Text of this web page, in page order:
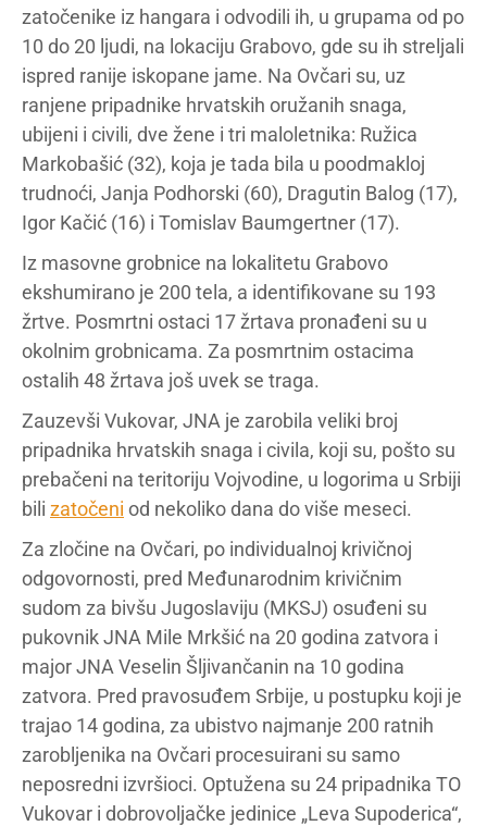
zatočenike iz hangara i odvodili ih, u grupama od po
10 do 20 ljudi, na lokaciju Grabovo, gde su ih streljali
ispred ranije iskopane jame. Na Ovčari su, uz
ranjene pripadnike hrvatskih oružanih snaga,
ubijeni i civili, dve žene i tri maloletnika: Ružica
Markobašić (32), koja je tada bila u poodmakloj
trudnoći, Janja Podhorski (60), Dragutin Balog (17),
Igor Kačić (16) i Tomislav Baumgertner (17).
Iz masovne grobnice na lokalitetu Grabovo
ekshumirano je 200 tela, a identifikovane su 193
žrtve. Posmrtni ostaci 17 žrtava pronađeni su u
okolnim grobnicama. Za posmrtnim ostacima
ostalih 48 žrtava još uvek se traga.
Zauzevši Vukovar, JNA je zarobila veliki broj
pripadnika hrvatskih snaga i civila, koji su, pošto su
prebačeni na teritoriju Vojvodine, u logorima u Srbiji
bili zatočeni od nekoliko dana do više meseci.
Za zločine na Ovčari, po individualnoj krivičnoj
odgovornosti, pred Međunarodnim krivičnim
sudom za bivšu Jugoslaviju (MKSJ) osuđeni su
pukovnik JNA Mile Mrkšić na 20 godina zatvora i
major JNA Veselin Šljivančanin na 10 godina
zatvora. Pred pravosuđem Srbije, u postupku koji je
trajao 14 godina, za ubistvo najmanje 200 ratnih
zarobljenika na Ovčari procesuirani su samo
neposredni izvršioci. Optužena su 24 pripadnika TO
Vukovar i dobrovoljačke jedinice „Leva Supoderica“,